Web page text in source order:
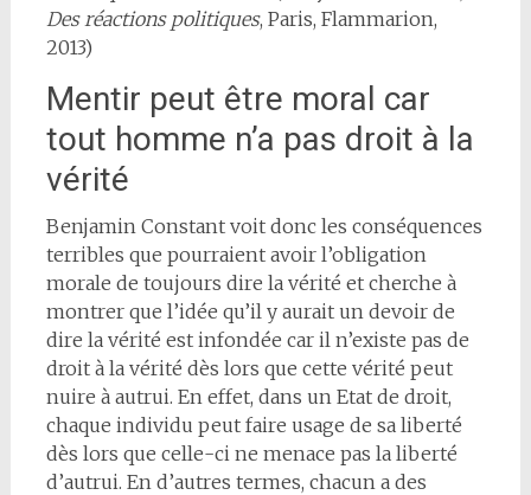
Des réactions politiques, Paris, Flammarion,
2013)
Mentir peut être moral car
tout homme n’a pas droit à la
vérité
Benjamin Constant voit donc les conséquences
terribles que pourraient avoir l’obligation
morale de toujours dire la vérité et cherche à
montrer que l’idée qu’il y aurait un devoir de
dire la vérité est infondée car il n’existe pas de
droit à la vérité dès lors que cette vérité peut
nuire à autrui. En effet, dans un Etat de droit,
chaque individu peut faire usage de sa liberté
dès lors que celle-ci ne menace pas la liberté
d’autrui. En d’autres termes, chacun a des